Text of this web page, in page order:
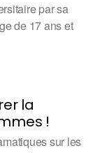
par sa
de 17 ans et
la
!
sur les